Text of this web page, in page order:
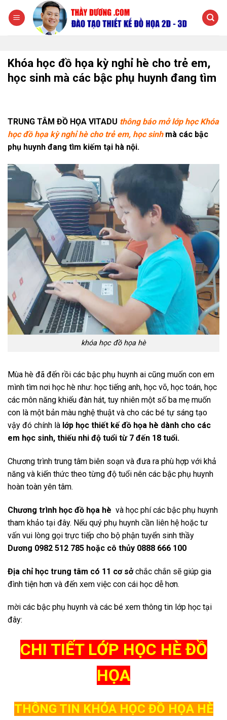
đến
Khóa học đồ họa kỳ nghỉ hè cho trẻ em,
học sinh mà các bậc phụ huynh đang tìm
TRUNG TÂM ĐỒ HỌA VITADU thông báo mở lớp học Khóa
học đồ họa kỳ nghỉ hè cho trẻ em, học sinhmà các bậc
phụ huynh đang tìm kiếm tại hà nội.
khóa học đồ họa hè
Mùa hè đã đến rồi các bậc phụ huynh ai cũng muốn con em
mình tìm nơi học hè như: học tiếng anh, học võ, học toán, học
các môn năng khiếu đàn hát, tuy nhiên một số ba mẹ muốn
con là một bản màu nghệ thuật và cho các bé tự sáng tạo
vậy đó chính là lớp học thiết kế đồ họa hè dành cho các
em học sinh, thiếu nhi độ tuổi từ 7 đến 18 tuổi.
Chương trình trung tâm biên soạn và đưa ra phù hợp với khả
năng và kiến thức theo từng độ tuổi nên các bậc phụ huynh
hoàn toàn yên tâm.
Chương trình học đồ họa hè và học phí các bậc phụ huynh
tham khảo tại đây. Nếu quý phụ huynh cần liên hệ hoặc tư
vấn vui lòng gọi trực tiếp cho bộ phận tuyển sinh thầy
Dương 0982 512 785 hoặc cô thủy 0888 666 100
Địa chỉ học trung tâm có 11 cơ sởchắc chắn sẽ giúp gia
đình tiện hơn và đến xem việc con cái học dễ hơn.
mời các bậc phụ huynh và các bé xem thông tin lớp học tại
đây:
CHI TIẾT LỚP HỌC HÈ ĐỒ
HỌA
THÔNG TIN KHÓA HỌC ĐỒ HỌA HÈ